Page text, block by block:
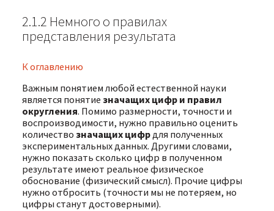
2.1.2 Немного о правилах
представления результата
К оглавлению
Важным понятием любой естественной науки
является понятие значащих цифр и правил
округления. Помимо размерности, точности и
воспроизводимости, нужно правильно оценить
количество значащих цифрдля полученных
экспериментальных данных. Другими словами,
нужно показать сколько цифр в полученном
результате имеют реальное физическое
обоснование (физический смысл). Прочие цифры
нужно отбросить (точности мы не потеряем, но
цифры станут достоверными).